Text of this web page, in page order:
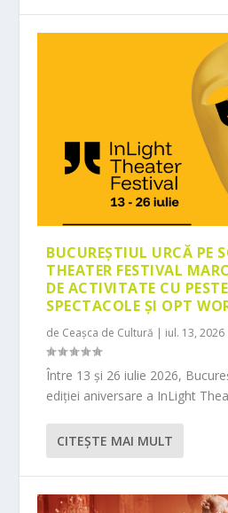
BUCUREȘTIUL URCĂ PE
THEATER FESTIVAL
DE ACTIVITATE CU
SPECTACOLE ȘI OPT
de Ceașca de Cultură | iul. 13, 2026
Între 13 și 26 iulie 2026,
ediției aniversare a InLight
CITEŞTE MAI MULT